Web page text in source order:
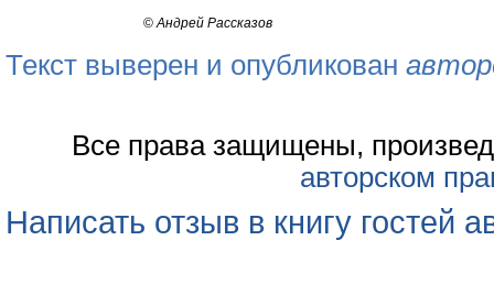
©Андрей Рассказов
Текст выверен и опубликован
Все права защищены,
авторском
Написать отзыв в книгу гостей